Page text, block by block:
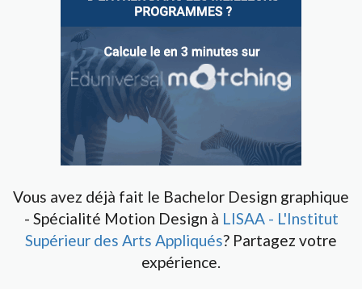
Vous avez déjà fait le Bachelor Design graphique
- Spécialité Motion Design à LISAA - L'Institut
Supérieur des Arts Appliqués? Partagez votre
expérience.